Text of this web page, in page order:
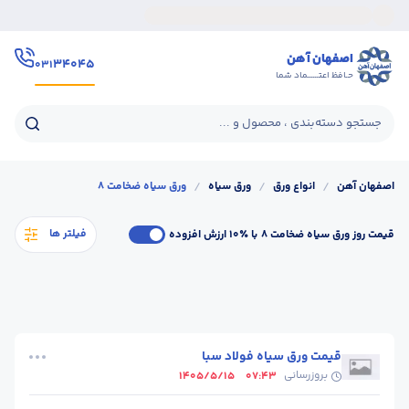
اصفهان آهن
حـافظ اعتــــــماد شما
۳۴۰۴۵۰۳۱
جستجو دسته‌بندی ، محصول و ...
اصفهان آهن / انواع ورق / ورق سیاه / ورق سیاه ضخامت 8
فیلتر ها قیمت روز ورق سیاه ضخامت 8 با ٪۱۰ ارزش افزوده
قیمت ورق سیاه فولاد سبا
بروزرسانی 07:43
1405/5/15